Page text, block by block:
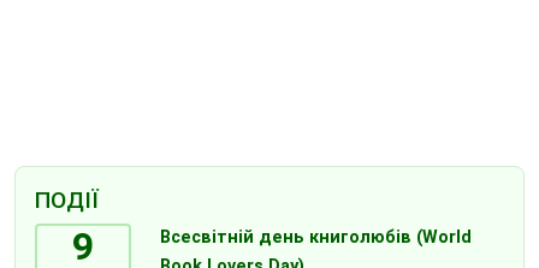
ПОДІЇ
9
Всесвітній день книголюбів (World